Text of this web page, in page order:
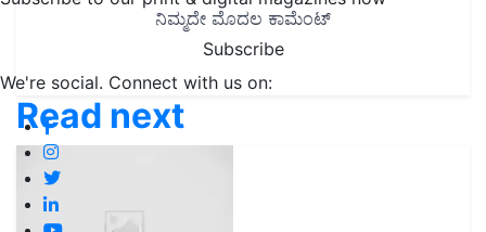
Subscribe
We're social. Connect with us on:
Read next